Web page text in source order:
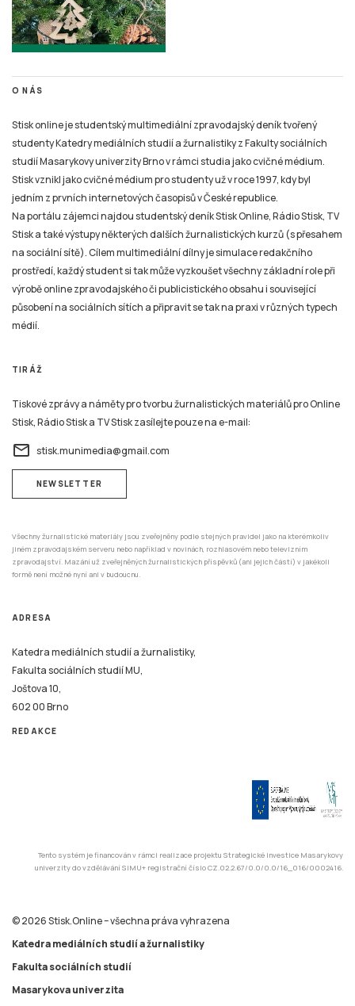
O NÁS
Stisk online je studentský multimediální zpravodajský deník tvořený
studenty Katedry mediálních studií a žurnalistiky z Fakulty sociálních
studií Masarykovy univerzity Brno v rámci studia jako cvičné médium.
Stisk vznikl jako cvičné médium pro studenty už v roce 1997, kdy byl
jedním z prvních internetových časopisů v České republice.
Na portálu zájemci najdou studentský deník Stisk Online, Rádio Stisk, TV
Stisk a také výstupy některých dalších žurnalistických kurzů (s přesahem
na sociální sítě). Cílem multimediální dílny je simulace redakčního
prostředí, každý student si tak může vyzkoušet všechny základní role při
výrobě online zpravodajského či publicistického obsahu i související
působení na sociálních sítích a připravit se tak na praxi v různých typech
médií.
TIRÁŽ
Tiskové zprávy a náměty pro tvorbu žurnalistických materiálů pro Online
Stisk, Rádio Stisk a TV Stisk zasílejte pouze na e-mail:
email stisk.munimedia@gmail.com
NEWSLETTER
Všechny žurnalistické materiály jsou zveřejněny podle stejných pravidel jako na kterémkoliv
jiném zpravodajském serveru nebo například v novinách, rozhlasovém nebo televizním
zpravodajství. Mazání už zveřejněných žurnalistických příspěvků (ani jejich částí) v jakékoli
formě není možné nyní ani v budoucnu.
ADRESA
Katedra mediálních studií a žurnalistiky,
Fakulta sociálních studií MU,
Joštova 10,
602 00 Brno
REDAKCE
Tento systém je financován v rámci realizace projektu Strategické investice Masarykovy
univerzity do vzdělávání SIMU+ registrační číslo CZ.02.2.67/0.0/0.0/16_016/0002416.
© 2026 Stisk.Online – všechna práva vyhrazena
Katedra mediálních studií a žurnalistiky
Fakulta sociálních studií
Masarykova univerzita